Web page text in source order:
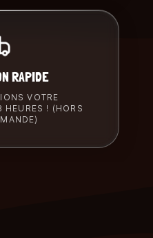
RAPIDE
VOTRE
! (HORS